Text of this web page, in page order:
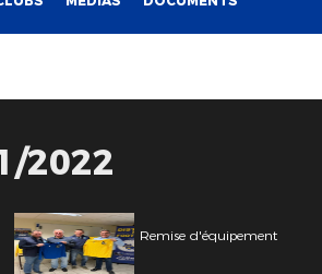
2022
Remise d'équipement